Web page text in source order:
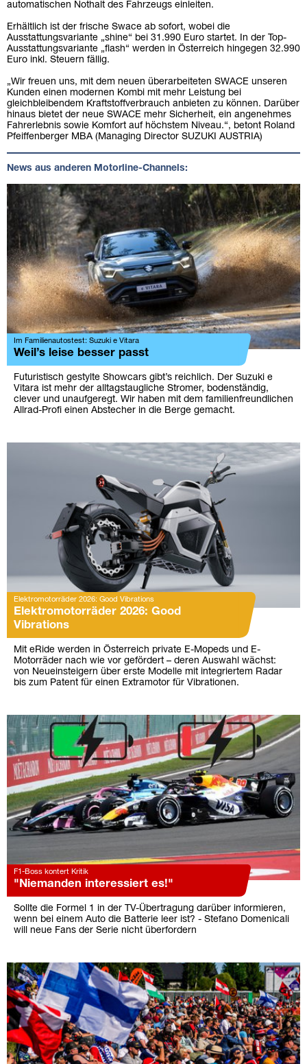
automatischen Nothalt des Fahrzeugs einleiten.
Erhältlich ist der frische Swace ab sofort, wobei die
Ausstattungsvariante „shine“ bei 31.990 Euro startet. In der Top-
Ausstattungsvariante „flash“ werden in Österreich hingegen 32.990
Euro inkl. Steuern fällig.
„Wir freuen uns, mit dem neuen überarbeiteten SWACE unseren
Kunden einen modernen Kombi mit mehr Leistung bei
gleichbleibendem Kraftstoffverbrauch anbieten zu können. Darüber
hinaus bietet der neue SWACE mehr Sicherheit, ein angenehmes
Fahrerlebnis sowie Komfort auf höchstem Niveau.“, betont Roland
Pfeiffenberger MBA (Managing Director SUZUKI AUSTRIA)
News aus anderen Motorline-Channels:
Im Familienautostest: Suzuki e Vitara
Weil’s leise besser passt
Futuristisch gestylte Showcars gibt’s reichlich. Der Suzuki e
Vitara ist mehr der alltagstaugliche Stromer, bodenständig,
clever und unaufgeregt. Wir haben mit dem familienfreundlichen
Allrad-Profi einen Abstecher in die Berge gemacht.
Elektromotorräder 2026: Good Vibrations
Elektromotorräder 2026: Good
Vibrations
Mit eRide werden in Österreich private E-Mopeds und E-
Motorräder nach wie vor gefördert – deren Auswahl wächst:
von Neueinsteigern über erste Modelle mit integriertem Radar
bis zum Patent für einen Extramotor für Vibrationen.
F1-Boss kontert Kritik
"Niemanden interessiert es!"
Sollte die Formel 1 in der TV-Übertragung darüber informieren,
wenn bei einem Auto die Batterie leer ist? - Stefano Domenicali
will neue Fans der Serie nicht überfordern